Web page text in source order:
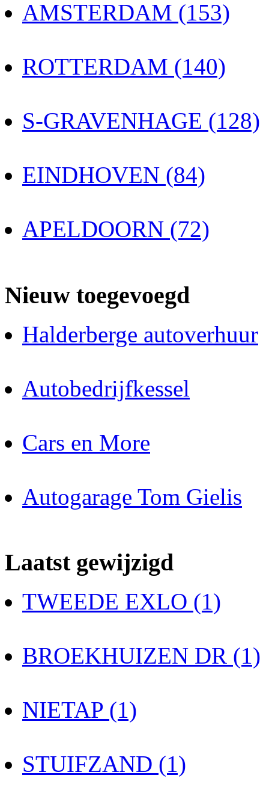
AMSTERDAM (153)
ROTTERDAM (140)
S-GRAVENHAGE (128)
EINDHOVEN (84)
APELDOORN (72)
Nieuw toegevoegd
Halderberge autoverhuur
Autobedrijfkessel
Cars en More
Autogarage Tom Gielis
Laatst gewijzigd
TWEEDE EXLO (1)
BROEKHUIZEN DR (1)
NIETAP (1)
STUIFZAND (1)